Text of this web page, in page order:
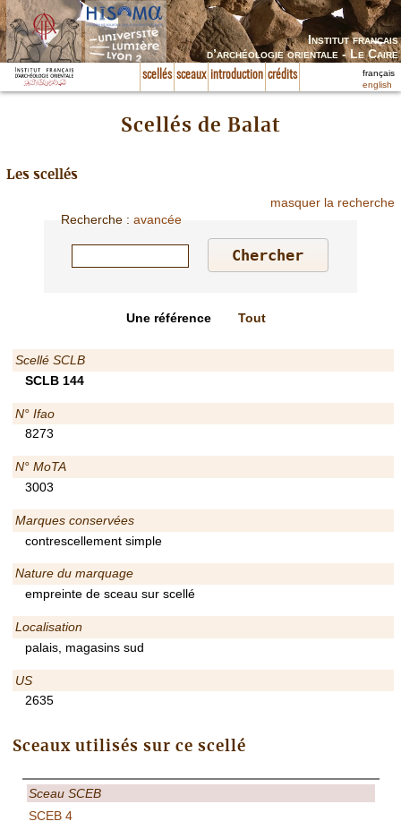
Institut français
d’archéologie orientale - Le Caire
scellés sceaux introduction crédits
français
english
Scellés de Balat
Les scellés
masquer la recherche
Recherche :avancée
Une référence Tout
Scellé SCLB
SCLB 144
N° Ifao
8273
N° MoTA
3003
Marques conservées
contrescellement simple
Nature du marquage
empreinte de sceau sur scellé
Localisation
palais, magasins sud
US
2635
Sceaux utilisés sur ce scellé
Sceau SCEB
SCEB 4